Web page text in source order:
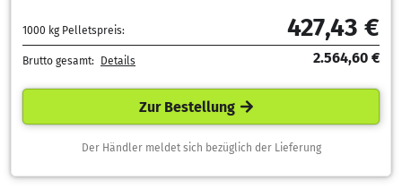
1000 kg Pelletspreis: 427,43 €
Brutto gesamt: Details 2.564,60 €
Zur Bestellung
Der Händler meldet sich bezüglich der Lieferung